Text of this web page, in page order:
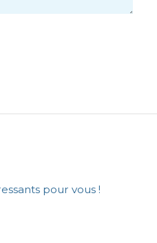
pour vous !